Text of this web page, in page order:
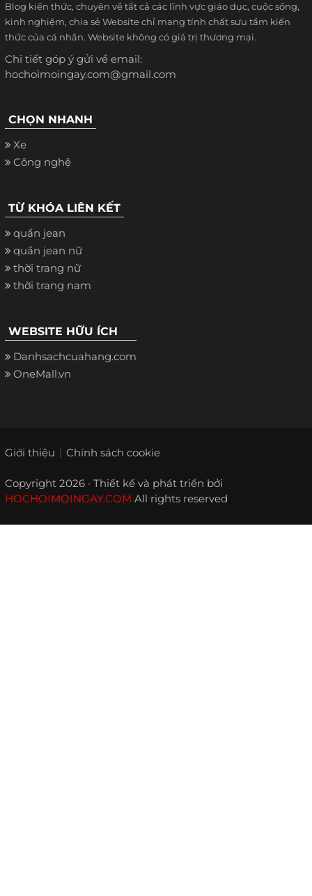
Blog kiến thức, chuyên về tất cả các lĩnh vực giáo dục, cuộc sống,
kinh nghiệm, chia sẻ Website chỉ mang tính chất sưu tầm kiến
thức của cá nhân. Website không có giá trị thương mại.
Chi tiết góp ý gửi về email:
hochoimoingay.com@gmail.com
CHỌN NHANH
Xe
Công nghệ
TỪ KHÓA LIÊN KẾT
quần jean
quần jean nữ
thời trang nữ
thời trang nam
WEBSITE HỮU ÍCH
Danhsachcuahang.com
OneMall.vn
Giới thiệu Chính sách cookie
Copyright 2026 · Thiết kế và phát triển bởi
HOCHOIMOINGAY.COM All rights reserved